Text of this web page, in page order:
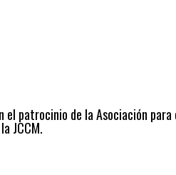
patrocinio de la Asociación
JCCM.